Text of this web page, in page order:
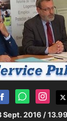
Sept. 2016 /